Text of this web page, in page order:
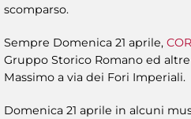
scomparso.
Sempre Domenica 21 aprile,
Gruppo Storico Romano ed
Massimo a via dei Fori Imperiali.
Domenica 21 aprile in alcuni